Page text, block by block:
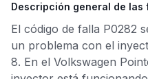
Descripción general de las
El código de falla P0282
un problema con el
8. En el Volkswagen